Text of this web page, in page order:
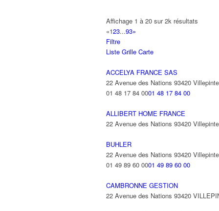
ABBAOUI TOUFIK
10 Allée Georges Gershwin 93420
ABBES SARAH
Affichage 1 à 20 sur 2k résultats
«123...93»
Filtre
Liste Grille Carte
ACCELYA FRANCE SAS
22 Avenue des Nations 93420 Villepinte
01 48 17 84 0001 48 17 84 00
ALLIBERT HOME FRANCE
22 Avenue des Nations 93420 Villepinte
BUHLER
22 Avenue des Nations 93420 Villepinte
01 49 89 60 0001 49 89 60 00
CAMBRONNE GESTION
22 Avenue des Nations 93420